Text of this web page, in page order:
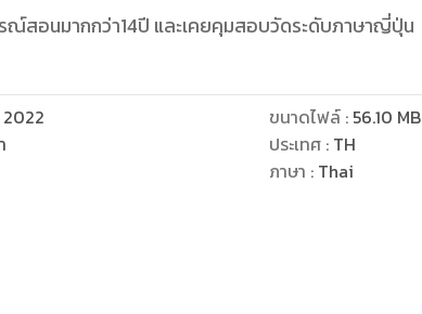
ณ์สอนมากกว่า14ปี และเคยคุมสอบวัดระดับภาษาญี่ปุ่น
2022
ขนาดไฟล์: 56.10 MB
ประเทศ : TH
ภาษา : Thai